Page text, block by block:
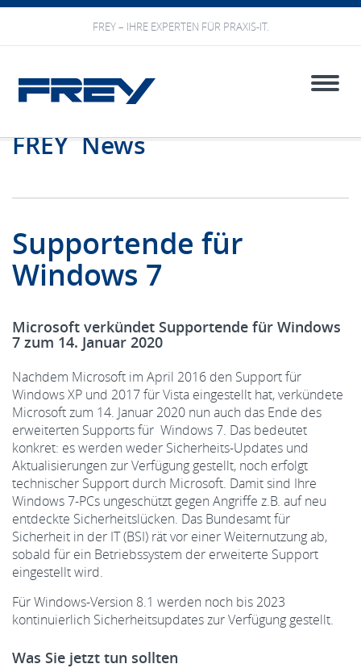
FREY – IHRE EXPERTEN FÜR PRAXIS-IT.
Toggle
FREY News
Supportende für
Windows 7
Microsoft verkündet Supportende für Windows
7 zum 14. Januar 2020
Nachdem Microsoft im April 2016 den Support für
Windows XP und 2017 für Vista eingestellt hat, verkündete
Microsoft zum 14. Januar 2020 nun auch das Ende des
erweiterten Supports für Windows 7. Das bedeutet
konkret: es werden weder Sicherheits-Updates und
Aktualisierungen zur Verfügung gestellt, noch erfolgt
technischer Support durch Microsoft. Damit sind Ihre
Windows 7-PCs ungeschützt gegen Angriffe z.B. auf neu
entdeckte Sicherheitslücken. Das Bundesamt für
Sicherheit in der IT (BSI) rät vor einer Weiternutzung ab,
sobald für ein Betriebssystem der erweiterte Support
eingestellt wird.
Für Windows-Version 8.1 werden noch bis 2023
kontinuierlich Sicherheitsupdates zur Verfügung gestellt.
Was Sie jetzt tun sollten